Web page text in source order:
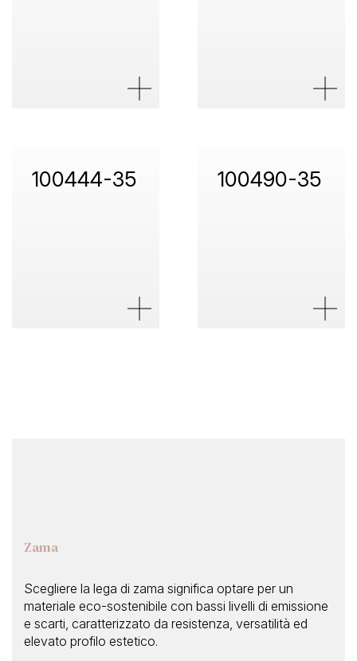
100444-35 100490-35
Zama
Scegliere la lega di zama significa optare per un
materiale eco-sostenibile con bassi livelli di emissione
e scarti, caratterizzato da resistenza, versatilità ed
elevato profilo estetico.